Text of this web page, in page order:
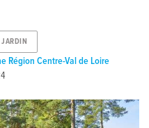
JARDIN
Région Centre-Val de Loire